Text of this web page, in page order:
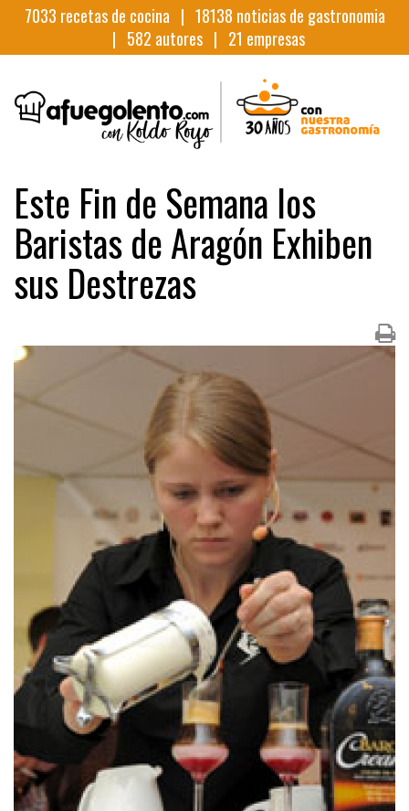
7033 recetas de cocina | 18138 noticias de gastronomia
| 582 autores | 21 empresas
Este Fin de Semana los
Baristas de Aragón Exhiben
sus Destrezas